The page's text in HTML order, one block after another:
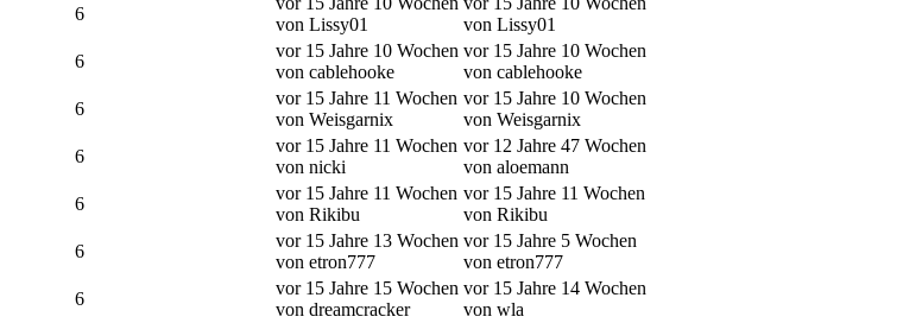
6
von Lissy01
von Lissy01
6
vor 15 Jahre 10 Wochen
von cablehooke
vor 15 Jahre 10 Wochen
von cablehooke
6
vor 15 Jahre 11 Wochen
von Weisgarnix
vor 15 Jahre 10 Wochen
von Weisgarnix
6
vor 15 Jahre 11 Wochen
von nicki
vor 12 Jahre 47 Wochen
von aloemann
6
vor 15 Jahre 11 Wochen
von Rikibu
vor 15 Jahre 11 Wochen
von Rikibu
6
vor 15 Jahre 13 Wochen
von etron777
vor 15 Jahre 5 Wochen
von etron777
6
vor 15 Jahre 15 Wochen
von dreamcracker
vor 15 Jahre 14 Wochen
von wla